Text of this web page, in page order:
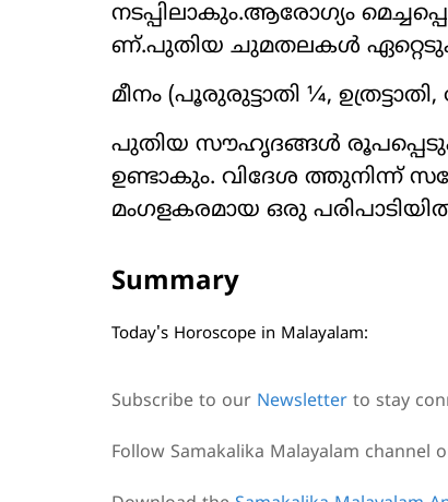
നടപ്പിലാകും.ആരോഗ്യം
ണ്.പുതിയ ചുമതലകൾ
മീനം (പൂരുരുട്ടാതി ¼,
പുതിയ സൗഹൃദങ്ങൾ
ഉണ്ടാകും. വിദേശ ത്തുനിന്ന്
മംഗളകരമായ ഒരു
Summary
Today's Horoscope in Malayalam:
Subscribe to our Newsletter to stay
Follow Samakalika Malayalam channel